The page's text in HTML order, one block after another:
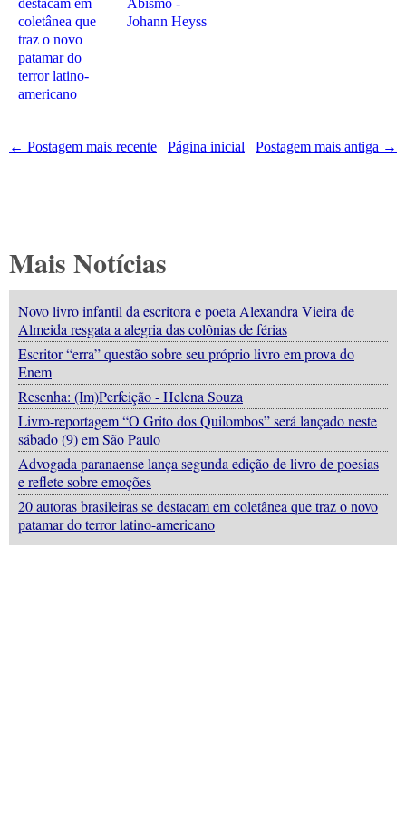
destacam em
coletânea que
traz o novo
patamar do
terror latino-
americano
Abismo -
Johann Heyss
← Postagem mais recente Postagem mais antiga →
Página inicial
Mais Notícias
Novo livro infantil da escritora e poeta Alexandra Vieira de
Almeida resgata a alegria das colônias de férias
Escritor “erra” questão sobre seu próprio livro em prova do
Enem
Resenha: (Im)Perfeição - Helena Souza
Livro-reportagem “O Grito dos Quilombos” será lançado neste
sábado (9) em São Paulo
Advogada paranaense lança segunda edição de livro de poesias
e reflete sobre emoções
20 autoras brasileiras se destacam em coletânea que traz o novo
patamar do terror latino-americano